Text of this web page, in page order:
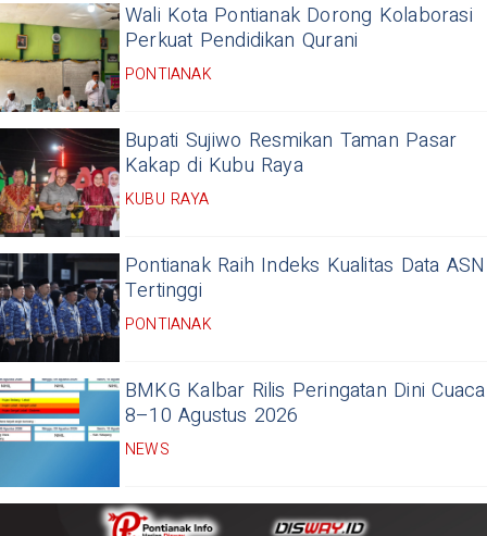
Wali Kota Pontianak Dorong Kolaborasi
Perkuat Pendidikan Qurani
PONTIANAK
Bupati Sujiwo Resmikan Taman Pasar
Kakap di Kubu Raya
KUBU RAYA
Pontianak Raih Indeks Kualitas Data ASN
Tertinggi
PONTIANAK
BMKG Kalbar Rilis Peringatan Dini Cuaca
8–10 Agustus 2026
NEWS